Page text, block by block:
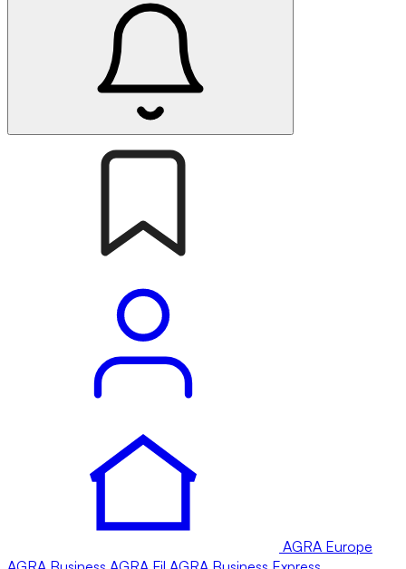
AGRA Europe